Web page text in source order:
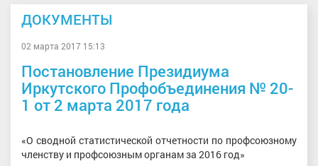
ДОКУМЕНТЫ
02 марта 2017 15:13
Постановление Президиума
Иркутского Профобъединения № 20-
1 от 2 марта 2017 года
«О сводной статистической отчетности по профсоюзному
членству и профсоюзным органам за 2016 год»